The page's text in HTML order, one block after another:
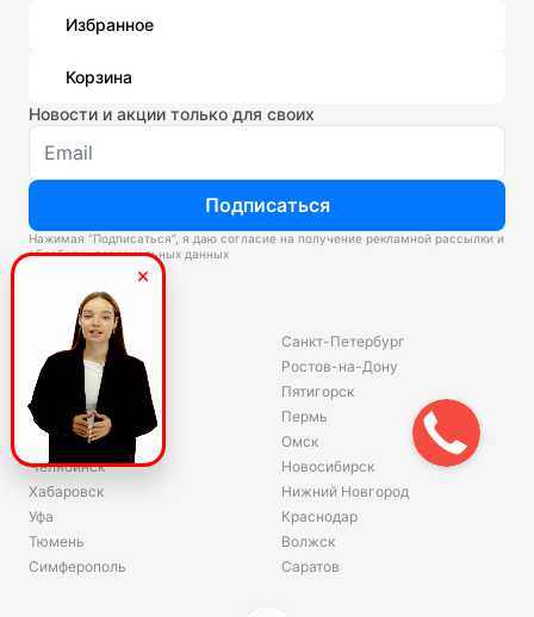
Избранное
Корзина
Новости и акции только для своих
Подписаться
Нажимая “Подписаться”, я даю согласие на получение рекламной рассылки и
обработку персональных данных
Склады
Владивосток
Екатеринбург
Красноярск
Волгоград
Ярославль
Челябинск
Хабаровск
Уфа
Тюмень
Симферополь
Санкт-Петербург
Ростов-на-Дону
Пятигорск
Пермь
Омск
Новосибирск
Нижний Новгород
Краснодар
Волжск
Саратов